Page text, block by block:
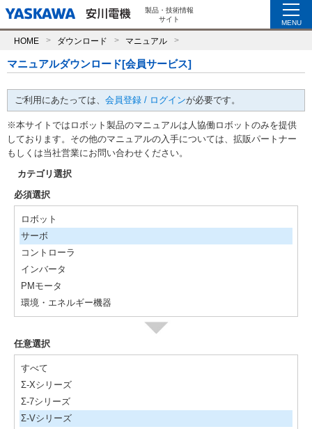
製品・技術情報
サイト
MENU
HOME ダウンロード マニュアル
マニュアルダウンロード[会員サービス]
ご利用にあたっては、 会員登録 / ログインが必要です。
※本サイトではロボット製品のマニュアルは人協働ロボットのみを提供
しております。その他のマニュアルの入手については、拡販パートナー
もしくは当社営業にお問い合わせください。
カテゴリ選択
必須選択
ロボット
サーボ
コントローラ
インバータ
PMモータ
環境・エネルギー機器
任意選択
すべて
Σ-Xシリーズ
Σ-7シリーズ
Σ-Vシリーズ